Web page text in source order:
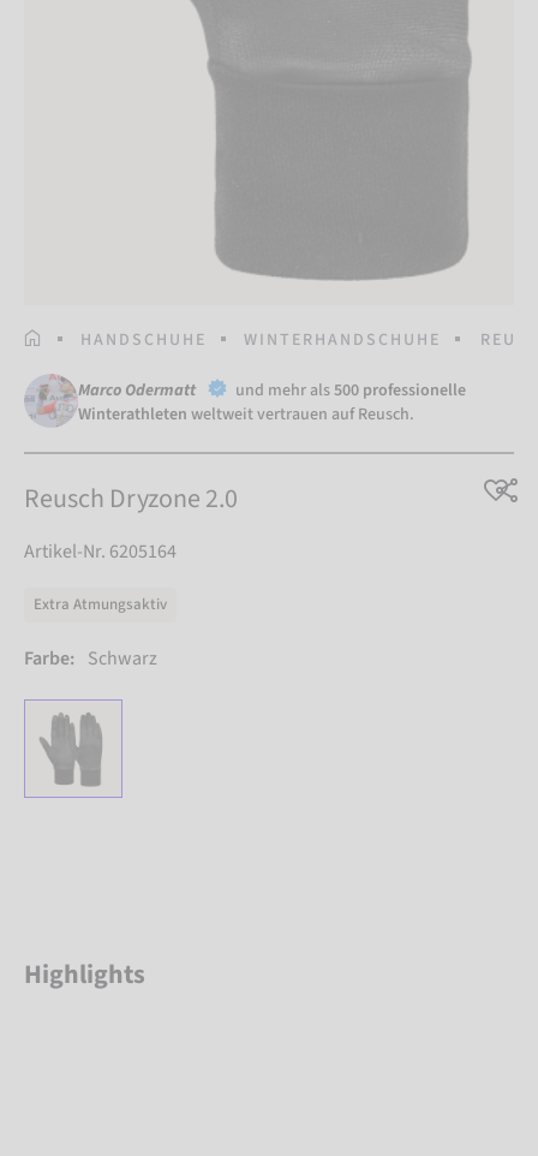
STARTSEITEHANDSCHUHE WINTERHANDSCHUHE
Marco Odermatt und mehr als500 professionelle
Winterathleten weltweit vertrauen auf Reusch.
Reusch Dryzone 2.0
Artikel-Nr. 6205164
Extra Atmungsaktiv
Farbe: Schwarz
Highlights